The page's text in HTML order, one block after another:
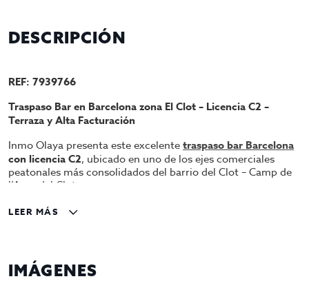
DESCRIPCIÓN
REF: 7939766
Traspaso Bar en Barcelona zona El Clot – Licencia C2 –
Terraza y Alta Facturación
Inmo Olaya presenta este excelentetraspaso bar Barcelona
con licencia C2, ubicado en uno de los ejes comerciales
peatonales más consolidados del barrio del Clot – Camp de
l’Arpa del Clot.
Se trata de un establecimiento histórico con más de 50 años
demostrable.
LEER MÁS
IMÁGENES